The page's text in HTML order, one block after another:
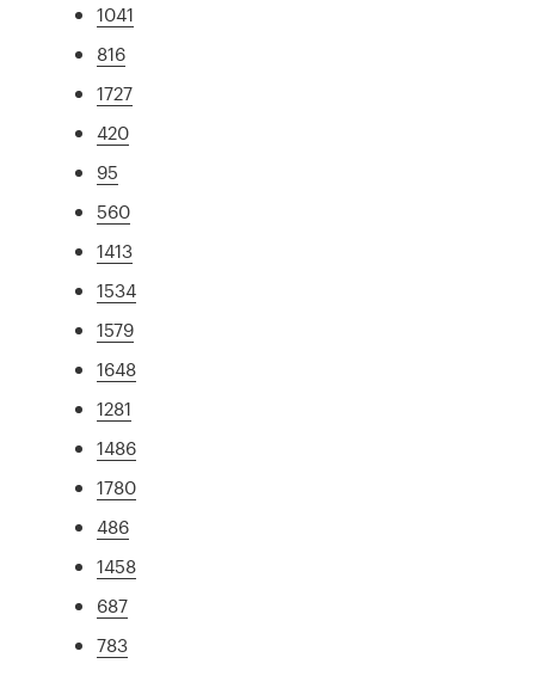
1041
816
1727
420
95
560
1413
1534
1579
1648
1281
1486
1780
486
1458
687
783